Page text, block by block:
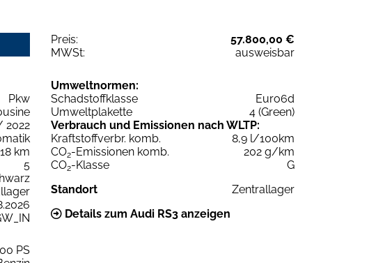
Preis:
57.800,00 €
MWSt:
ausweisbar
Pkw
2022
km
5
PS
Umweltnormen:
Schadstoffklasse
Euro6d
Umweltplakette
4 (Green)
Verbrauch und Emissionen nach WLTP:
Kraftstoffverbr. komb.
8,9 l/100km
CO2-Emissionen komb.
202 g/km
CO2-Klasse
G
Standort
Zentrallager
Details zum Audi RS3 anzeigen